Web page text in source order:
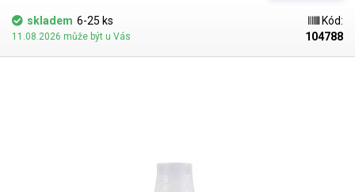
opotřebení. Nástrčné hadicové spojky jsou svým způsobem připojení
vhodné pro nízkotlaké hadicové rozvody.
mosazná spojka 1ks.
skladem 6-25 ks
11.08.2026 může být u Vás
Kód:
104788